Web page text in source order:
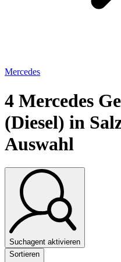
Mercedes
4 Mercedes
(Diesel) in
Auswahl
Suchagent aktivieren
Sortieren